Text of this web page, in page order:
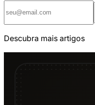
Descubra mais artigos